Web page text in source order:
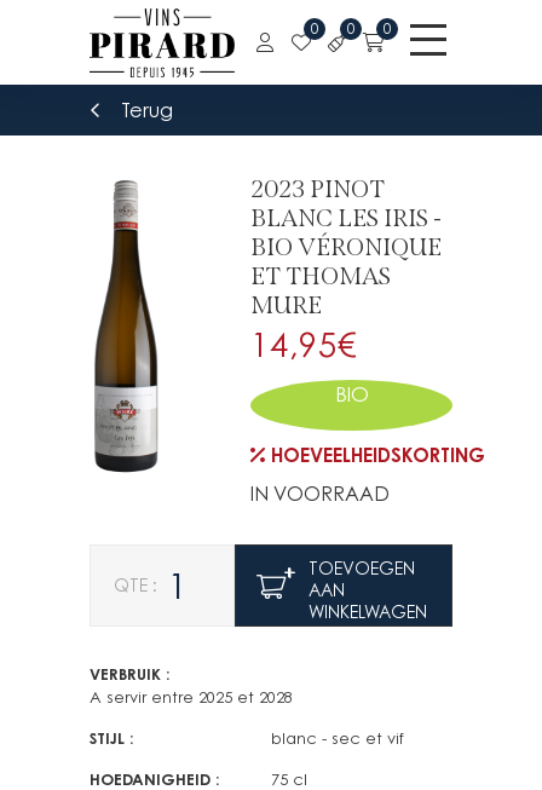
0 0 0
Terug
2023 PINOT
BLANC LES IRIS -
BIO VÉRONIQUE
ET THOMAS
MURE
14,95€
BIO
HOEVEELHEIDSKORTING
IN VOORRAAD
TOEVOEGEN
AAN
WINKELWAGEN
VERBRUIK
A servir entre 2025 et 2028
STIJL blanc - sec et vif
HOEDANIGHEID 75 cl